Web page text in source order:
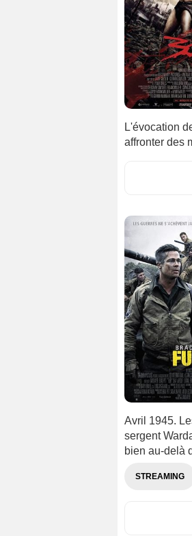
L'évocation
affronter des
Avril 1945.
sergent
bien au-delà
STREAMING